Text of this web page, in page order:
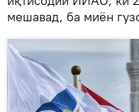
мешавад, ба миён